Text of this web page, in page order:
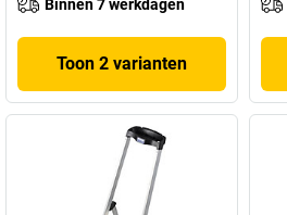
Binnen 7 werkdagen
Toon 2 varianten